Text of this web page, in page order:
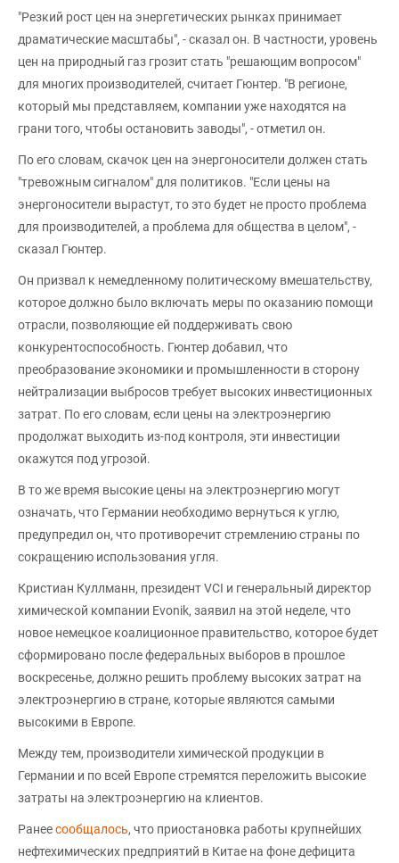
"Резкий рост цен на энергетических рынках принимает
драматические масштабы", - сказал он. В частности, уровень
цен на природный газ грозит стать "решающим вопросом"
для многих производителей, считает Гюнтер. "В регионе,
который мы представляем, компании уже находятся на
грани того, чтобы остановить заводы", - отметил он.
По его словам, скачок цен на энергоносители должен стать
"тревожным сигналом" для политиков. "Если цены на
энергоносители вырастут, то это будет не просто проблема
для производителей, а проблема для общества в целом", -
сказал Гюнтер.
Он призвал к немедленному политическому вмешательству,
которое должно было включать меры по оказанию помощи
отрасли, позволяющие ей поддерживать свою
конкурентоспособность. Гюнтер добавил, что
преобразование экономики и промышленности в сторону
нейтрализации выбросов требует высоких инвестиционных
затрат. По его словам, если цены на электроэнергию
продолжат выходить из-под контроля, эти инвестиции
окажутся под угрозой.
В то же время высокие цены на электроэнергию могут
означать, что Германии необходимо вернуться к углю,
предупредил он, что противоречит стремлению страны по
сокращению использования угля.
Кристиан Куллманн, президент VCI и генеральный директор
химической компании Evonik, заявил на этой неделе, что
новое немецкое коалиционное правительство, которое будет
сформировано после федеральных выборов в прошлое
воскресенье, должно решить проблему высоких затрат на
электроэнергию в стране, которые являются самыми
высокими в Европе.
Между тем, производители химической продукции в
Германии и по всей Европе стремятся переложить высокие
затраты на электроэнергию на клиентов.
Ранеесообщалось, что приостановка работы крупнейших
нефтехимических предприятий в Китае на фоне дефицита